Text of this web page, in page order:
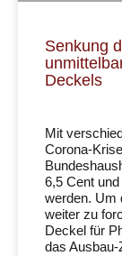
Senkung
Deckels
Mit
Corona-
6,5 Cent
werden. Um
weiter zu
Deckel für
das Ausbau-